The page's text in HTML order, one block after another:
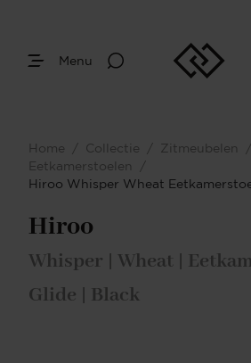
Menu
Home / Collectie / Zitmeubelen
/
Eetkamerstoelen
/
Hiroo Whisper Wheat
Hiroo
Whisper | Wheat |
Glide | Black